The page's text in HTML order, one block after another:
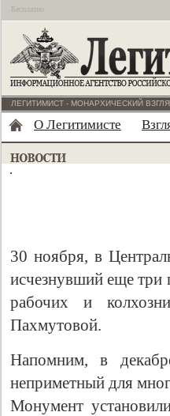
Бесплатно
ЛЕГИТИМИСТ - МОНАРХИЧЕСКИЙ
О Легитимисте
30 ноября, в
исчезнувший еще три
рабочих и
Пахмутовой.
Напомним, в
неприметный для
Монумент